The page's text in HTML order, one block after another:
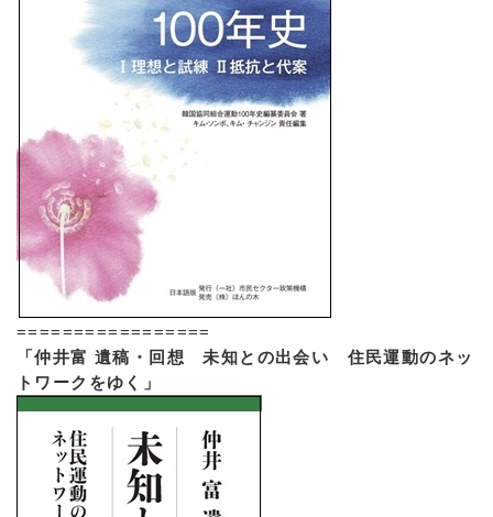
=================
「仲井富 遺稿・回想 未知との出会い 住民運動のネッ
トワークをゆく」